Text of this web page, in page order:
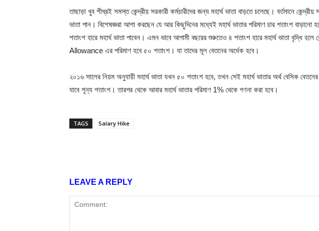
তাছাড়া খুব শীঘ্রই সমস্ত কেন্দ্রীয় সরকারী কর্মচারীদের জন্য মহার্ঘ ভাতা বাড়তে চলেছে। বর্তমানে কেন্দ্রীয়
ভাতা পান। বিশেষজ্ঞরা আশা করছেন যে আর কিছুদিনের মধ্যেই মহার্ঘ ভাতার পরিমাণ চার শতাংশ বাড়ানো
শতাংশ হারে মহার্ঘ ভাতা পাবেন। এমন ভাবে আগামী বছরের শুরুতেও ৪ শতাংশ হারে মহার্ঘ ভাতা বৃদ্ধি হলে
Allowance এর পরিমাণ হবে ৫০ শতাংশ। যা তাদের মূল বেতনের অর্ধেক হবে।
২০১৬ সালের নিয়ম অনুযায়ী মহার্ঘ ভাতা যখন ৫০ শতাংশ হবে, তখন সেই মহার্ঘ ভাতার অর্থ বেসিক বেতনের
যাবে শূন্য শতাংশ। তারপর থেকে আবার মহার্ঘ ভাতার পরিমাণ 1% থেকে গণনা করা হবে।
TAGS Salary Hike
LEAVE A REPLY